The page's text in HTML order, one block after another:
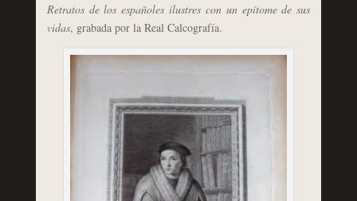
Retratos de los españoles ilustres con un epítome de sus
vidas, grabada por la Real Calcografía.